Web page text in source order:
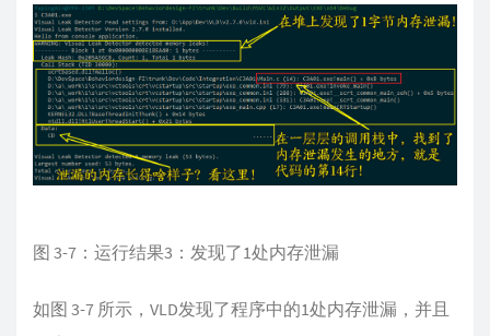
图 3-7：运行结果3：发现了1处内存泄漏
如图 3-7 所示，VLD发现了程序中的1处内存泄漏，并且